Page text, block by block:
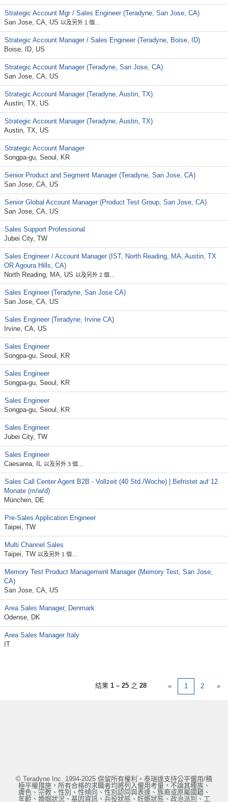
Strategic Account Mgr / Sales Engineer (Teradyne, San Jose, CA)
San Jose, CA, US 以及另外 1 個…
Strategic Account Manager / Sales Engineer (Teradyne, Boise, ID)
Boise, ID, US
Strategic Account Manager (Teradyne, San Jose, CA)
San Jose, CA, US
Strategic Account Manager (Teradyne, Austin, TX)
Austin, TX, US
Strategic Account Manager (Teradyne, Austin, TX)
Austin, TX, US
Strategic Account Manager
Songpa-gu, Seoul, KR
Senior Product and Segment Manager (Teradyne, San Jose, CA)
San Jose, CA, US
Senior Global Account Manager (Product Test Group, San Jose, CA)
San Jose, CA, US
Sales Support Professional
Jubei City, TW
Sales Engineer / Account Manager (IST, North Reading, MA, Austin, TX
OR Agoura Hills, CA)
North Reading, MA, US 以及另外 2 個…
Sales Engineer (Teradyne, San Jose CA)
San Jose, CA, US
Sales Engineer (Teradyne, Irvine CA)
Irvine, CA, US
Sales Engineer
Songpa-gu, Seoul, KR
Sales Engineer
Songpa-gu, Seoul, KR
Sales Engineer
Songpa-gu, Seoul, KR
Sales Engineer
Jubei City, TW
Sales Engineer
Caesarea, IL
以及另外 3 個…
Sales Call Center Agent B2B - Vollzeit (40 Std./Woche) | Befristet auf 12
Monate (m/w/d)
München, DE
Pre-Sales Application Engineer
Taipei, TW
Multi Channel Sales
Taipei, TW 以及另外 1 個…
Memory Test Product Management Manager (Memory Test, San Jose,
CA)
San Jose, CA, US
Area Sales Manager, Denmark
Odense, DK
Area Sales Manager Italy
IT
結果 1 – 25 之 28 « 1 2 »
© Teradyne Inc. 1994-2025 保留所有權利。泰瑞達支持公平僱用/積
極平權措施，所有合格的求職者均將列入僱用考量，不論其種族、
膚色、宗教、性別、性傾向、性別認同與表達、族裔或原屬國籍、
年齡、婚姻狀況、基因資訊、兵役狀態、妊娠狀態、政治派別、工